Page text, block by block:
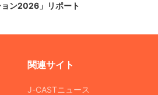
ン2026」リポート
関連サイト
J-CASTニュース